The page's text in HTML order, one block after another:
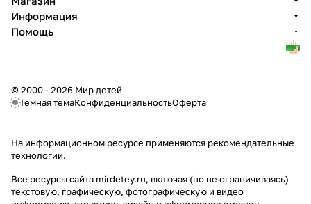
Информация
Помощь
© 2000 - 2026 Мир детей
Темная темаКонфиденциальностьОферта
На информационном ресурсе применяются рекомендательные
технологии.
Все ресурсы сайта mirdetey.ru, включая (но не ограничиваясь)
текстовую, графическую, фотографическую и видео